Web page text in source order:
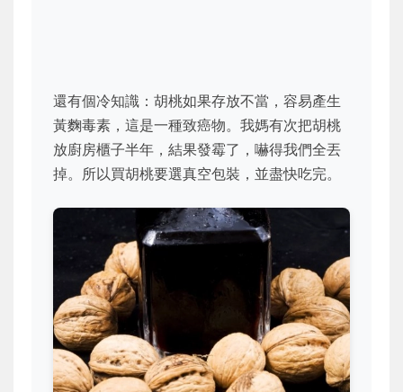
還有個冷知識：胡桃如果存放不當，容易產生
黃麴毒素，這是一種致癌物。我媽有次把胡桃
放廚房櫃子半年，結果發霉了，嚇得我們全丟
掉。所以買胡桃要選真空包裝，並盡快吃完。